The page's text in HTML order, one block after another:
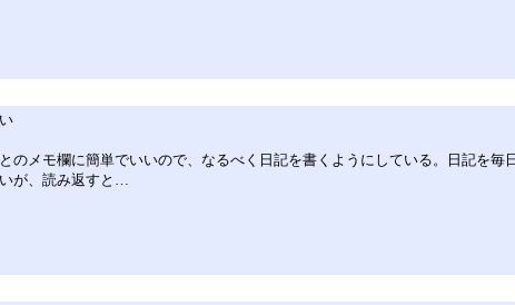
のメモ欄に簡単でいいので、なるべく日記を書くようにしている。日記を
が、読み返すと…